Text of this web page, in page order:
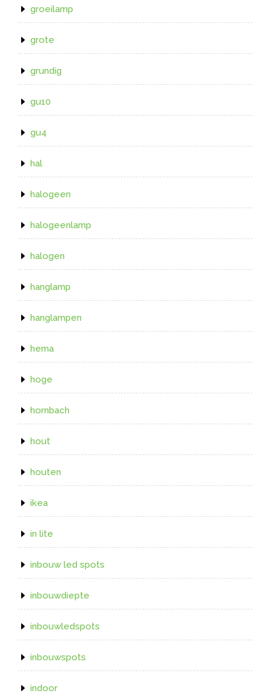
groeilamp
grote
grundig
gu10
gu4
hal
halogeen
halogeenlamp
halogen
hanglamp
hanglampen
hema
hoge
hornbach
hout
houten
ikea
in lite
inbouw led spots
inbouwdiepte
inbouwledspots
inbouwspots
indoor